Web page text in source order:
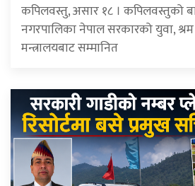
कपिलवस्तु, असार १८ । कपिलवस्तुको
नगरपालिका नेपाल सरकारको युवा,
मन्त्रालयबाट सम्मानित